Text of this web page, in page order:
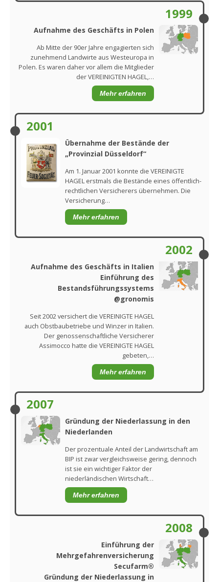
1999
Aufnahme des Geschäfts in Polen
Ab Mitte der 90er Jahre engagierten sich
zunehmend Landwirte aus Westeuropa in
Polen. Es waren daher vor allem die Mitglieder
der VEREINIGTEN HAGEL,…
Mehr erfahren
2001
Übernahme der Bestände der
„Provinzial Düsseldorf“
Am 1. Januar 2001 konnte die VEREINIGTE
HAGEL erstmals die Bestände eines öffentlich-
rechtlichen Versicherers übernehmen. Die
Versicherung…
Mehr erfahren
2002
Aufnahme des Geschäfts in Italien
Einführung des
Bestandsführungssystems
@gronomis
Seit 2002 versichert die VEREINIGTE HAGEL
auch Obstbaubetriebe und Winzer in Italien.
Der genossenschaftliche Versicherer
Assimocco hatte die VEREINIGTE HAGEL
gebeten,…
Mehr erfahren
2007
Gründung der Niederlassung in den
Niederlanden
Der prozentuale Anteil der Landwirtschaft am
BIP ist zwar vergleichsweise gering, dennoch
ist sie ein wichtiger Faktor der
niederländischen Wirtschaft…
Mehr erfahren
2008
Einführung der
Mehrgefahrenversicherung
Secufarm®
Gründung der Niederlassung in